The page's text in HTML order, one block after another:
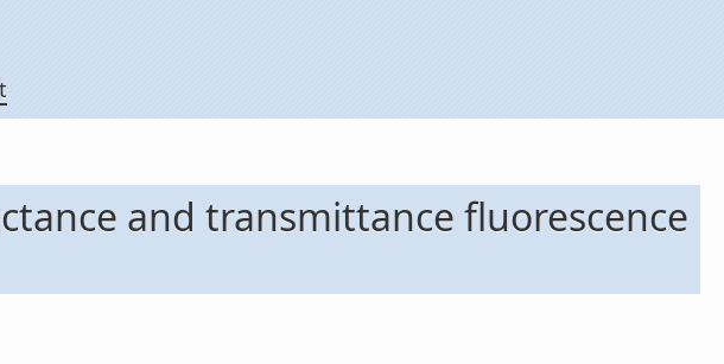
and transmittance fluorescence